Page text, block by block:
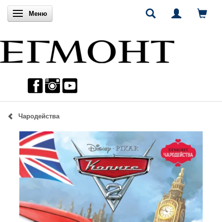
Включи навигацията
Меню
Чародейства